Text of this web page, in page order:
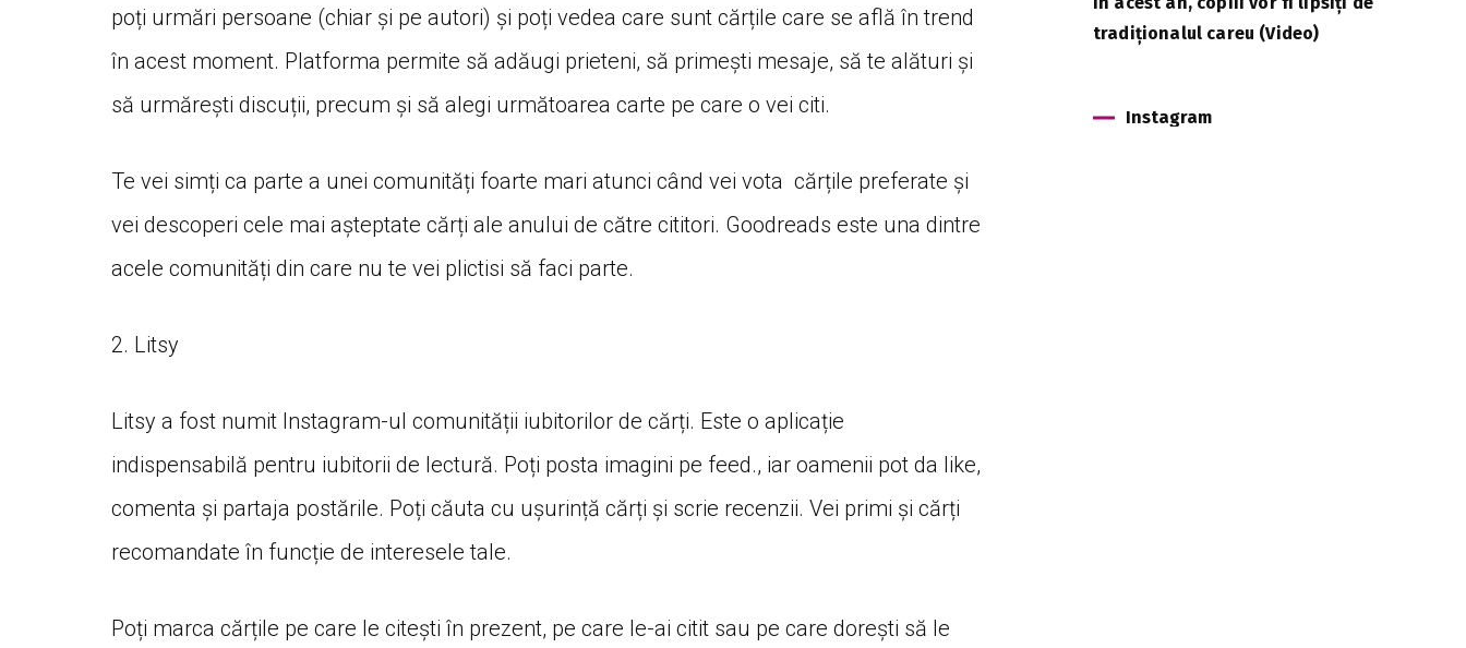
poți urmări persoane (chiar și pe autori) și poți vedea care sunt cărțile care se află în trend
în acest moment. Platforma permite să adăugi prieteni, să primești mesaje, să te alături și
să urmărești discuții, precum și să alegi următoarea carte pe care o vei citi.
Te vei simți ca parte a unei comunități foarte mari atunci când vei vota cărțile preferate și
vei descoperi cele mai așteptate cărți ale anului de către cititori. Goodreads este una dintre
acele comunități din care nu te vei plictisi să faci parte.
2. Litsy
Litsy a fost numit Instagram-ul comunității iubitorilor de cărți. Este o aplicație
indispensabilă pentru iubitorii de lectură. Poți posta imagini pe feed., iar oamenii pot da like,
comenta și partaja postările. Poți căuta cu ușurință cărți și scrie recenzii. Vei primi și cărți
recomandate în funcție de interesele tale.
Poți marca cărțile pe care le citești în prezent, pe care le-ai citit sau pe care dorești să le
tradiționalul careu (Video)
Instagram